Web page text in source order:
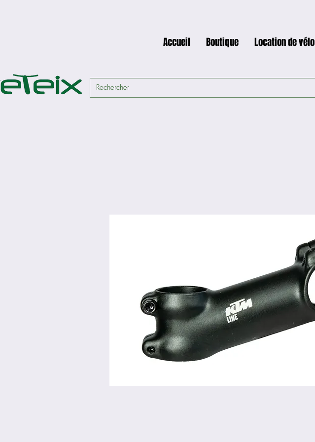
Accueil Boutique Location de vélo